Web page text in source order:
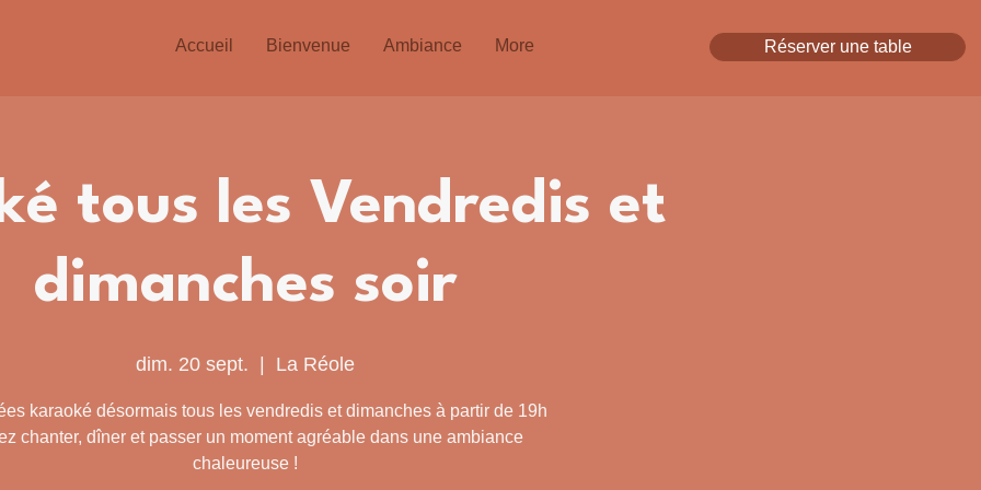
Accueil Bienvenue Ambiance More Réserver une table
tous les Vendredis et
dimanches soir
dim. 20 sept. La Réole
karaoké désormais tous les vendredis et dimanches à partir de 19h
chanter, dîner et passer un moment agréable dans une ambiance
chaleureuse !